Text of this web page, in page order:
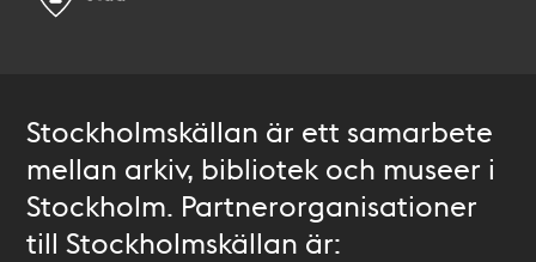
Stockholmskällan är ett samarbete
mellan arkiv, bibliotek och museer i
Stockholm. Partnerorganisationer
till Stockholmskällan är: